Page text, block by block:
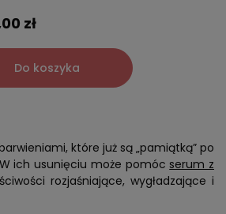
zł
Do koszyka
które już są „pamiątką” po
ich usunięciu może pomóc serum z
rozjaśniające, wygładzające i